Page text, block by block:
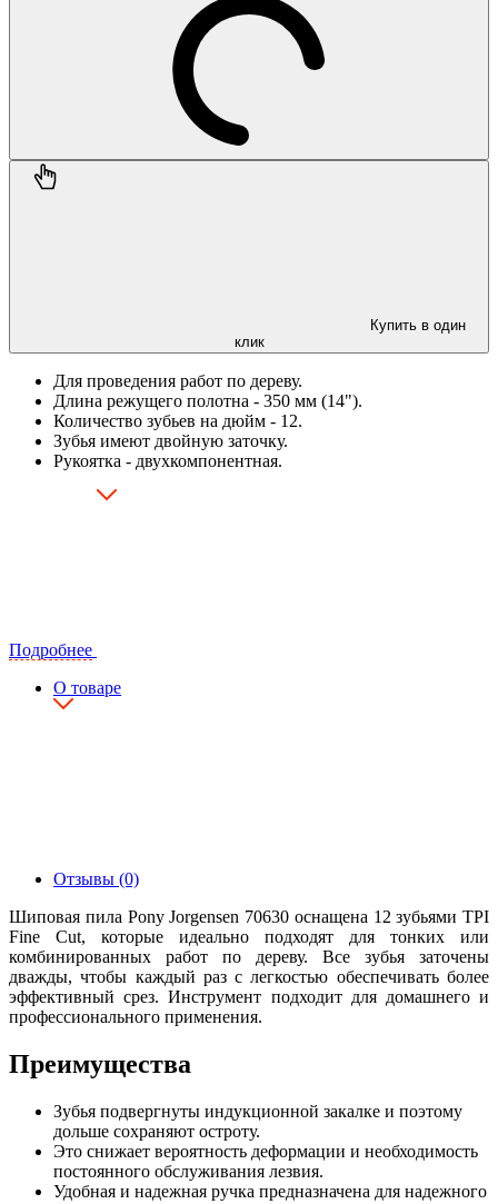
Купить в один
клик
Для проведения работ по дереву.
Длина режущего полотна - 350 мм (14").
Количество зубьев на дюйм - 12.
Зубья имеют двойную заточку.
Рукоятка - двухкомпонентная.
Подробнее
О товаре
Отзывы (0)
Шиповая пила Pony Jorgensen 70630 оснащена 12 зубьями TPI
Fine Cut, которые идеально подходят для тонких или
комбинированных работ по дереву. Все зубья заточены
дважды, чтобы каждый раз с легкостью обеспечивать более
эффективный срез. Инструмент подходит для домашнего и
профессионального применения.
Преимущества
Зубья подвергнуты индукционной закалке и поэтому
дольше сохраняют остроту.
Это снижает вероятность деформации и необходимость
постоянного обслуживания лезвия.
Удобная и надежная ручка предназначена для надежного